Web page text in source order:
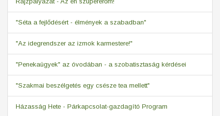
"Séta a fejlődésért - élmények a szabadban"
"Az idegrendszer az izmok karmestere!"
"Penekaügyek" az óvodában - a szobatisztaság kérdései
"Szakmai beszélgetés egy csésze tea mellett"
Házasság Hete - Párkapcsolat-gazdagító Program